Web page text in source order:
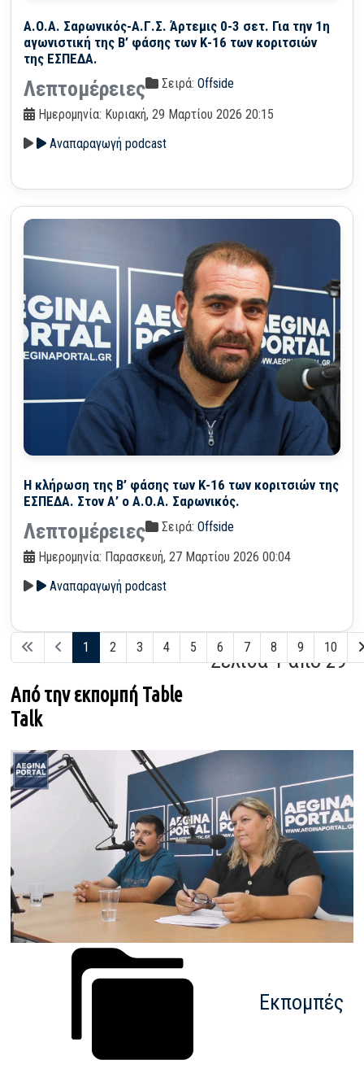
Α.Ο.Α. Σαρωνικός-Α.Γ.Σ. Άρτεμις 0-3 σετ. Για την 1η
αγωνιστική της Β’ φάσης των Κ-16 των κοριτσιών
της ΕΣΠΕΔΑ.
Λεπτομέρειες Σειρά:Offside
Ημερομηνία: Κυριακή, 29 Μαρτίου 2026 20:15
Αναπαραγωγή podcast
Η κλήρωση της Β’ φάσης των Κ-16 των κοριτσιών της
ΕΣΠΕΔΑ. Στον Α’ ο Α.Ο.Α. Σαρωνικός.
Λεπτομέρειες Σειρά:Offside
Ημερομηνία: Παρασκευή, 27 Μαρτίου 2026 00:04
Αναπαραγωγή podcast
Σελίδα 1 από 29
1 2 3 4 5 6 7 8 9 10
Από την εκπομπή Table
Talk
Εκπομπές